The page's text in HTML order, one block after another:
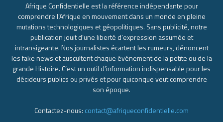
Afrique Confidentielle est la référence indépendante pour
comprendre l’Afrique en mouvement dans un monde en pleine
mutations technologiques et géopolitiques. Sans publicité, notre
publication jouit d’une liberté d’expression assumée et
intransigeante. Nos journalistes écartent les rumeurs, dénoncent
les fake news et auscultent chaque événement de la petite ou de la
grande Histoire. C’est un outil d’information indispensable pour les
décideurs publics ou privés et pour quiconque veut comprendre
son époque.
Contactez-nous: contact@afriqueconfidentielle.com